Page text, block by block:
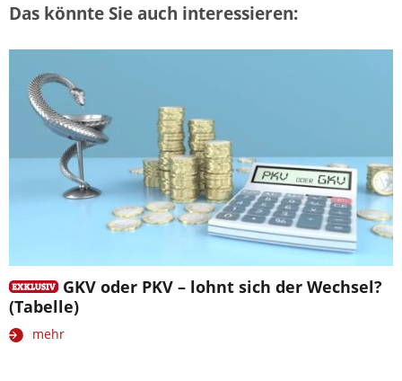
Das könnte Sie auch interessieren:
GKV oder PKV – lohnt sich der Wechsel?
(Tabelle)
mehr